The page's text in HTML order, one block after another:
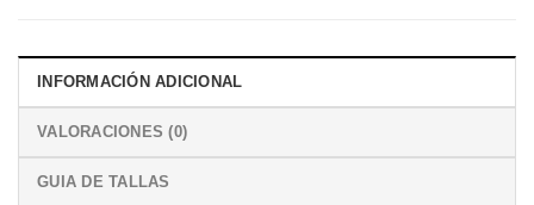
INFORMACIÓN ADICIONAL
VALORACIONES (0)
GUIA DE TALLAS